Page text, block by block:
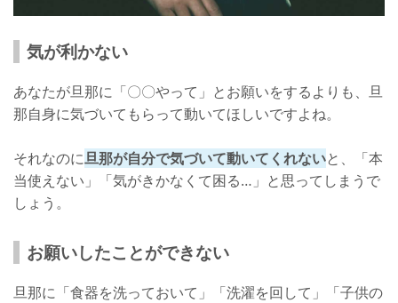
気が利かない
あなたが旦那に「〇〇やって」とお願いをするよりも、旦
那自身に気づいてもらって動いてほしいですよね。
それなのに旦那が自分で気づいて動いてくれないと、「本
当使えない」「気がきかなくて困る…」と思ってしまうで
しょう。
お願いしたことができない
旦那に「食器を洗っておいて」「洗濯を回して」「子供の